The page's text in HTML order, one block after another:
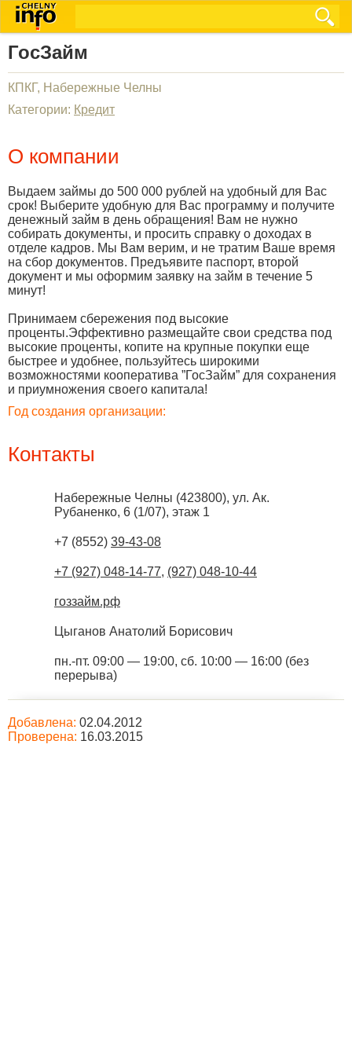
ГосЗайм
КПКГ, Набережные Челны
Категории: Кредит
О компании
Выдаем займы до 500 000 рублей на удобный для Вас
срок! Выберите удобную для Вас программу и получите
денежный займ в день обращения! Вам не нужно
собирать документы, и просить справку о доходах в
отделе кадров. Мы Вам верим, и не тратим Ваше время
на сбор документов. Предъявите паспорт, второй
документ и мы оформим заявку на займ в течение 5
минут!
Принимаем сбережения под высокие
проценты.Эффективно размещайте свои средства под
высокие проценты, копите на крупные покупки еще
быстрее и удобнее, пользуйтесь широкими
возможностями кооператива ”ГосЗайм” для сохранения
и приумножения своего капитала!
Год создания организации:
Контакты
Набережные Челны (423800), ул. Ак.
Рубаненко, 6 (1/07), этаж 1
+7 (8552) 39-43-08
+7 (927) 048-14-77, (927) 048-10-44
гоззайм.рф
Цыганов Анатолий Борисович
пн.-пт. 09:00 — 19:00, сб. 10:00 — 16:00 (без
перерыва)
Добавлена: 02.04.2012
Проверена: 16.03.2015